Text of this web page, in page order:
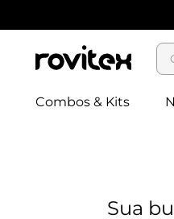
O
Combos & Kits